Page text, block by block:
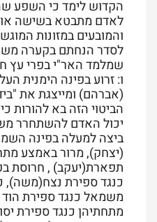
הקדוש לימד כי השפע
לאדם מתבטא בשישה
והמובעים במזונות
לסדר הנחתם בקערה
שמלמד האר"י בפרי עץ
ו: זרוע בפינה הימנית
(אברהם) ומייצגת את
הביטוי הזה בא להורות
יכול האדם להשתחרר
ביצה למעלה בפינה
(יצחק), מרור באמצע
תפארת(יעקב) , חרוסת
כנגד ספירת נצח(משה),
משמאל כנגד ספירת
מתחתיהן כנגד ספירת